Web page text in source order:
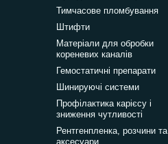
Тимчасове пломбування
Штифти
Матеріали для обробки
кореневих каналів
Гемостатичні препарати
Шинируючі системи
Профілактика карієсу і
зниження чутливості
Рентгенпленка, розчини та
аксесуари